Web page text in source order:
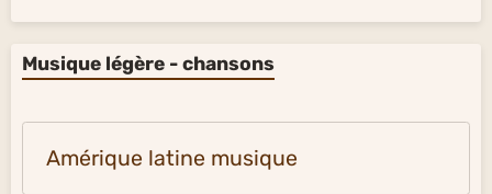
Musique légère - chansons
Amérique latine musique